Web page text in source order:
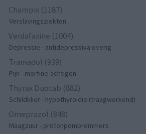
Champix (1187)
Verslavingsziekten
Venlafaxine (1004)
Depressie - antidepressiva overig
Tramadol (939)
Pijn - morfine-achtigen
Thyrax Duotab (882)
Schildklier - hypothyroidie (traagwerkend)
Omeprazol (848)
Maagzuur - protonpompremmers